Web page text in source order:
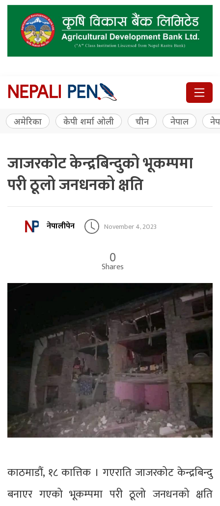
अमेरिका केपी शर्मा ओली चीन नेपाल
जाजरकोट केन्द्रबिन्दुको भूकम्पमा
परी ठूलो जनधनको क्षति
नेपालीपेन November 4, 2023
0
Shares
काठमाडौं, १८ कात्तिक । गएराति जाजरकोट केन्द्रबिन्दु
बनाएर गएको भूकम्पमा परी ठूलो जनधनको क्षति